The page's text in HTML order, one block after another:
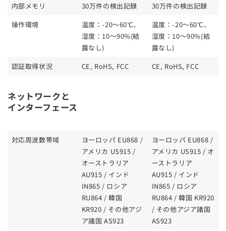
内部メモリ
30万件の検出記録
30万件の検出記録
操作環境
温度：-20～60℃、
湿度：10～90%(結
露なし)
温度：-20～60℃、
湿度：10～90%(結
露なし)
認証取得状況
CE, RoHS, FCC CE, RoHS, FCC
ネットワークと
インターフェース
対応周波数帯域
ヨーロッパ EU868 /
アメリカ US915 /
オーストラリア
AU915 / インド
IN865 / ロシア
RU864 / 韓国
KR920 / その他アジ
ア諸国 AS923
ヨーロッパ EU868 /
アメリカ US915 / オ
ーストラリア
AU915 / インド
IN865 / ロシア
RU864 / 韓国 KR920
/ その他アジア諸国
AS923